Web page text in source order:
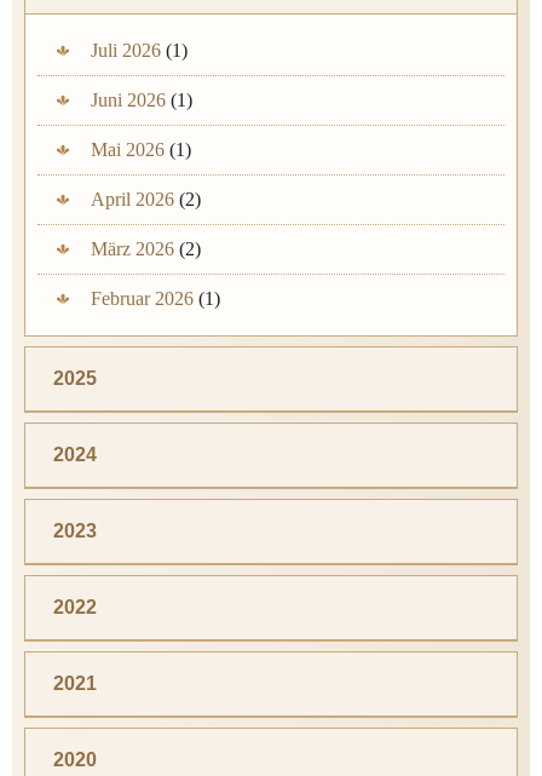
Juli 2026 (1)
Juni 2026 (1)
Mai 2026 (1)
April 2026 (2)
März 2026 (2)
Februar 2026 (1)
2025
2024
2023
2022
2021
2020